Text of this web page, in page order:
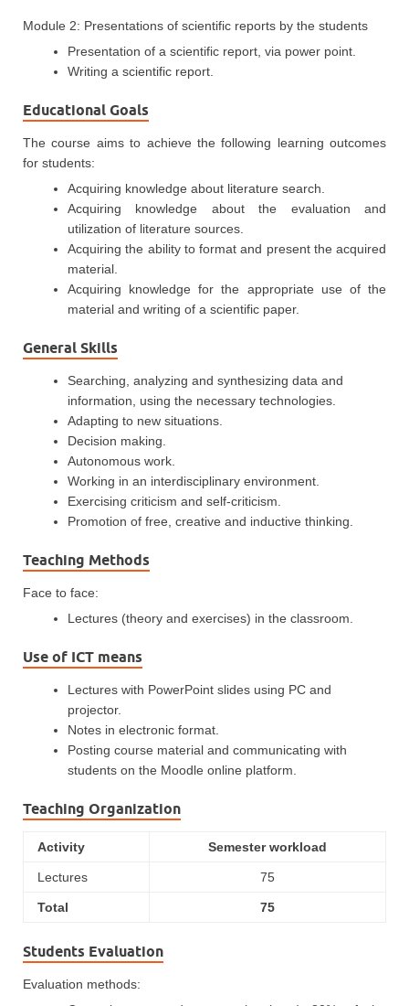
Module 2: Presentations of scientific reports by the students
Presentation of a scientific report, via power point.
Writing a scientific report.
Educational Goals
The course aims to achieve the following learning outcomes
for students:
Acquiring knowledge about literature search.
Acquiring knowledge about the evaluation and
utilization of literature sources.
Acquiring the ability to format and present the acquired
material.
Acquiring knowledge for the appropriate use of the
material and writing of a scientific paper.
General Skills
Searching, analyzing and synthesizing data and
information, using the necessary technologies.
Adapting to new situations.
Decision making.
Autonomous work.
Working in an interdisciplinary environment.
Exercising criticism and self-criticism.
Promotion of free, creative and inductive thinking.
Teaching Methods
Face to face:
Lectures (theory and exercises) in the classroom.
Use of ICT means
Lectures with PowerPoint slides using PC and
projector.
Notes in electronic format.
Posting course material and communicating with
students on the Moodle online platform.
Teaching Organization
Activity Semester workload
Lectures 75
Total 75
Students Evaluation
Evaluation methods: